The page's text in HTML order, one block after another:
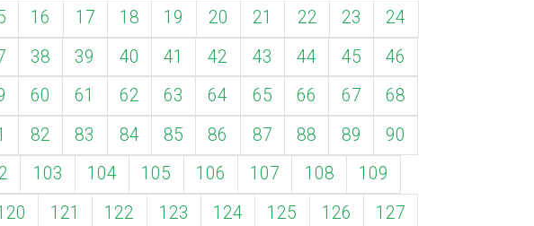
16 17 18 19 20 21 22 23
24
38 39 40 41 42 43 44 45
46
60 61 62 63 64 65 66 67
68
82 83 84 85 86 87 88 89
90
103 104 105 106 107 108
109
121 122 123 124 125 126 127